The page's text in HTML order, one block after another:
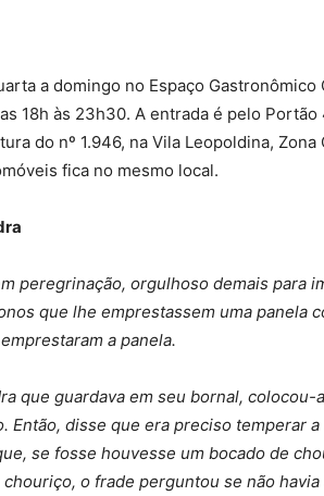
a domingo no Espaço Gastronômico
18h às 23h30. A entrada é pelo
do nº 1.946, na Vila Leopoldina, Zona
fica no mesmo local.
peregrinação, orgulhoso demais para
que lhe emprestassem uma panela
a panela.
que guardava em seu bornal, colocou-
Então, disse que era preciso temperar
se fosse houvesse um bocado de
o frade perguntou se não